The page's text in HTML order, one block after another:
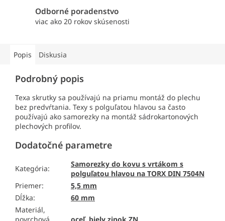
Odborné poradenstvo
viac ako 20 rokov skúsenosti
Popis Diskusia
Podrobný popis
Texa skrutky sa používajú na priamu montáž do plechu
bez predvŕtania. Texy s polguľatou hlavou sa často
používajú ako samorezky na montáž sádrokartonových
plechových profilov.
Dodatočné parametre
Kategória:
Samorezky do kovu s vrtákom s
polguľatou hlavou na TORX DIN 7504N
Priemer:
5,5 mm
Dĺžka:
60 mm
Materiál,